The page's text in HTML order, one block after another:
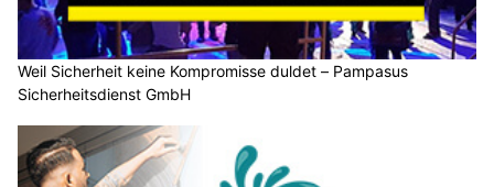
Weil Sicherheit keine Kompromisse duldet – Pampasus
Sicherheitsdienst GmbH